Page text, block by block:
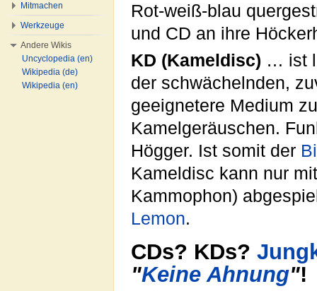
Rot-weiß-blau
und CD an ihre
KD (Kameldisc) … ist
der schwächelnden,
geeignetere Medium
Kamelgeräuschen.
Högger. Ist somit der
Kameldisc kann nur
Kammophon)
Lemon.
CDs? KDs?
"Keine Ahnung"!
Mitmachen
Werkzeuge
Andere Wikis
Uncyclopedia (en)
Wikipedia (de)
Wikipedia (en)